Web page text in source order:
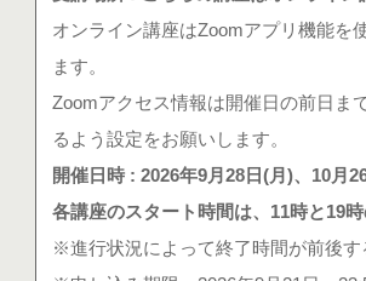
オンライン講座はZoomアプリ機能を
ます。
Zoomアクセス情報は開催日の前日ま
るよう設定をお願いします。
開催日時 : 2026年9月28日(月)、10月
各講座のスタート時間は、11時と19
※進行状況によって終了時間が前後す